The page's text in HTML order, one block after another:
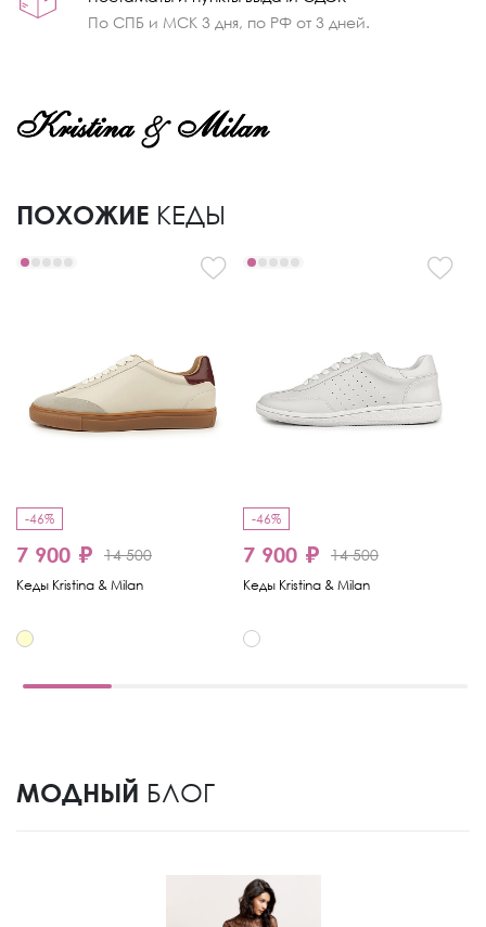
По СПБ и МСК 3 дня, по РФ от 3 дней.
ПОХОЖИЕ КЕДЫ
-46%
7 900 ₽ 14 500
Кеды Kristina & Milan
-46%
7 900 ₽ 14 500
Кеды Kristina & Milan
МОДНЫЙ БЛОГ